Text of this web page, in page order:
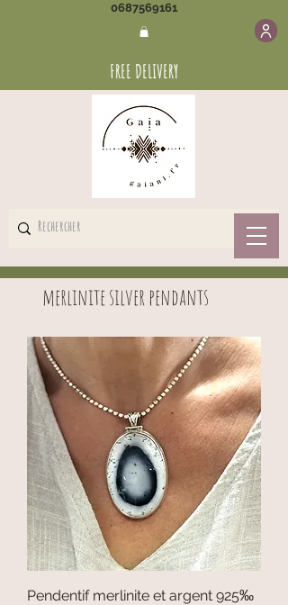
0687569161
FREE DELIVERY
merlinite silver pendants
Pendentif merlinite et argent 925‰